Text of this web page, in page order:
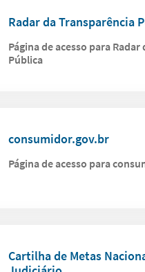
Radar da Transparência
Página de acesso para
Pública
consumidor.gov.br
Página de acesso para
Cartilha de Metas